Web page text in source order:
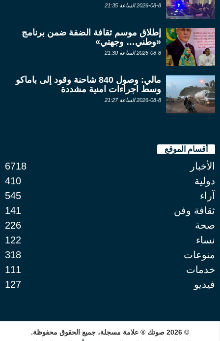
2026-08-8 الساعة 21:35
إطلاق موسم ثقافة الضفة ضمن برنامج
«وطني… وجهتي»
2026-08-8 الساعة 21:30
مالي: وصول 840 شاحنة وقود إلى باماكو
وسط اجراءات امنية مشددة
2026-08-8 الساعة 21:27
أقسام الموقع
الأخبار
6718
دولية
410
آراء
545
ثقافة وفن
141
صحة
226
نساء
122
منوعات
318
خدمات
111
فيديو
127
© 2026 صوتك ® علامة مسجلة، جميع الحقوق محفوظة.